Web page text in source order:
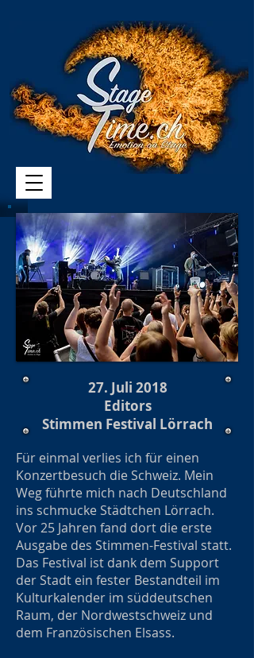
27. Juli 2018
Editors
Stimmen Festival Lörrach
Für einmal verlies ich für einen
Konzertbesuch die Schweiz. Mein
Weg führte mich nach Deutschland
ins schmucke Städtchen Lörrach.
Vor 25 Jahren fand dort die erste
Ausgabe des Stimmen-Festival statt.
Das Festival ist dank dem Support
der Stadt ein fester Bestandteil im
Kulturkalender im süddeutschen
Raum, der Nordwestschweiz und
dem Französischen Elsass.